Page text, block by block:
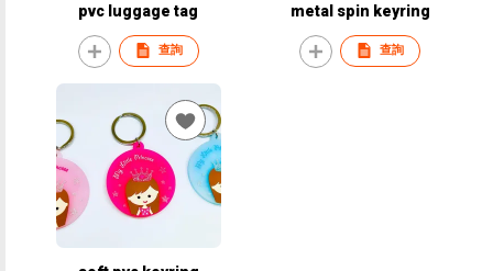
pvc luggage tag
查詢
metal spin keyring
查詢